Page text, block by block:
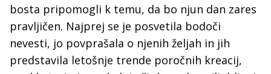
bosta pripomogli k temu, da bo njun dan zares
pravljičen. Najprej se je posvetila bodoči
nevesti, jo povprašala o njenih željah in jih
predstavila letošnje trende poročnih kreacij,